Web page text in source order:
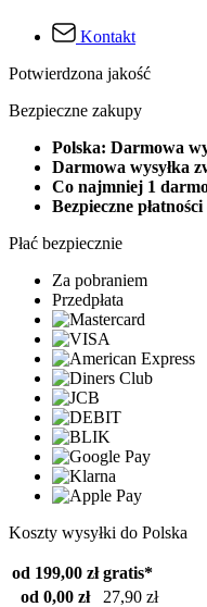
Kontakt
Potwierdzona jakość
Bezpieczne zakupy
Polska: Darmowa
Darmowa wysyłka
Co najmniej 1
Bezpieczne płatności
Płać bezpiecznie
Za pobraniem
Przedpłata
Koszty wysyłki do Polska
od 199,00 zł gratis*
od 0,00 zł
27,90 zł